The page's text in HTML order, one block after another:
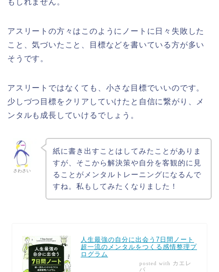
もしれません。
アスリートの方々はこのようにノートに日々失敗した
こと、気づいたこと、目標などを書いている方が多い
そうです。
アスリートではなくても、小さな目標でいいのです。
少しづつ目標をクリアしていけたと自信に繋がり、メ
ンタルも成長していけるでしょう。
さわさい
紙に書き出すことはしてみたことがありま
すが、そこから解決策や自分を客観的に見
ることがメンタルトレーニングになるんで
すね。私もしてみたくなりました！
人生最強の自分に出会う7日間ノート
超一流のメンタルをつくる感情整理プ
ログラム
posted with カエレ
バ